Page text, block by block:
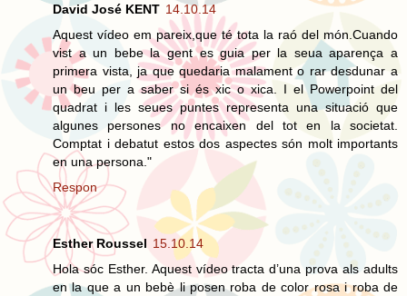
David José KENT 14.10.14
Aquest vídeo em pareix,que té tota la raó del món.Cuando
vist a un bebe la gent es guia per la seua aparença a
primera vista, ja que quedaria malament o rar desdunar a
un beu per a saber si és xic o xica. I el Powerpoint del
quadrat i les seues puntes representa una situació que
algunes persones no encaixen del tot en la societat.
Comptat i debatut estos dos aspectes són molt importants
en una persona."
Respon
Esther Roussel 15.10.14
Hola sóc Esther. Aquest vídeo tracta d’una prova als adults
en la que a un bebè li posen roba de color rosa i roba de